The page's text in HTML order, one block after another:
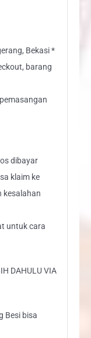
Bekasi *
barang
dibayar
klaim ke
kesalahan
untuk cara
DAHULU VIA
Besi bisa